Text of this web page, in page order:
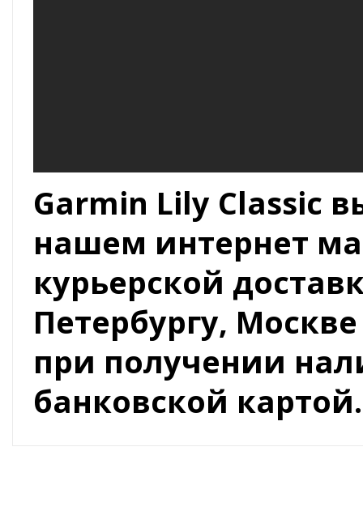
Garmin Lily Classic
нашем интернет
курьерской
Петербургу,
при получении
банковской картой.